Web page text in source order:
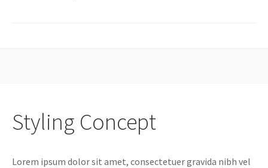
Styling Concept
Lorem ipsum dolor sit amet, consectetuer gravida nibh vel